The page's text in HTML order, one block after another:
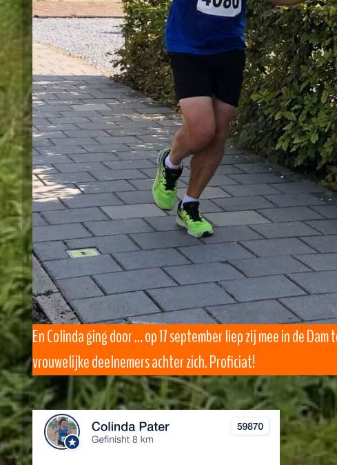
En Colinda ging door … op 17 september liep zij mee in de
vrouwelijke deelnemers achter zich. Proficiat!